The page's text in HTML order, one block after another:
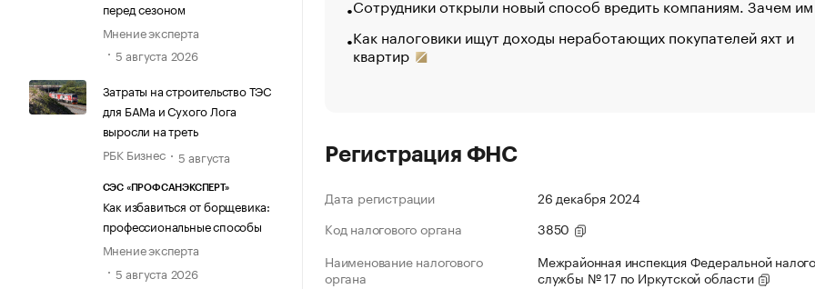
перед сезоном
Мнение эксперта
5 августа 2026
Затраты на строительство ТЭС
для БАМа и Сухого Лога
выросли на треть
РБК Бизнес
5 августа
СЭС «ПРОФСАНЭКСПЕРТ»
Как избавиться от борщевика:
профессиональные способы
Мнение эксперта
5 августа 2026
Сотрудники открыли новый способ вредить компаниям. Зачем
Как налоговики ищут доходы неработающих покупателей яхт и
квартир
Регистрация ФНС
Дата регистрации
26 декабря 2024
Код налогового органа
3850
Наименование налогового
органа
Межрайонная инспекция Федеральной
службы № 17 по Иркутской области